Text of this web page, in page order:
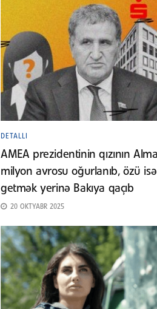
DETALLI
AMEA prezidentinin qızının
milyon avrosu oğurlanıb, özü
getmək yerinə Bakıya qaçıb
20 OKTYABR 2025